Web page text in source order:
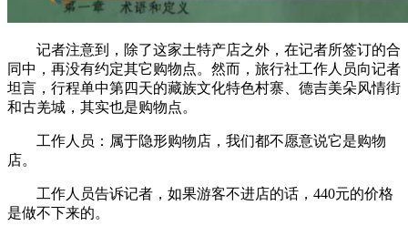
记者注意到，除了这家土特产店之外，在记者所签订的合
同中，再没有约定其它购物点。然而，旅行社工作人员向记者
坦言，行程单中第四天的藏族文化特色村寨、德吉美朵风情街
和古羌城，其实也是购物点。
工作人员：属于隐形购物店，我们都不愿意说它是购物
店。
工作人员告诉记者，如果游客不进店的话，440元的价格
是做不下来的。